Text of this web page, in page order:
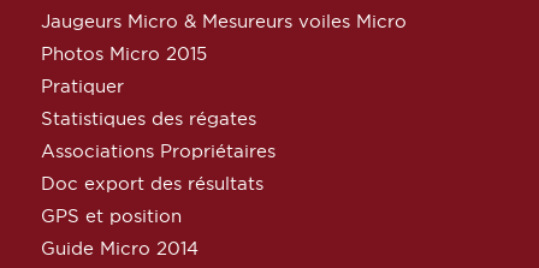
Jaugeurs Micro & Mesureurs voiles Micro
Photos Micro 2015
Pratiquer
Statistiques des régates
Associations Propriétaires
Doc export des résultats
GPS et position
Guide Micro 2014